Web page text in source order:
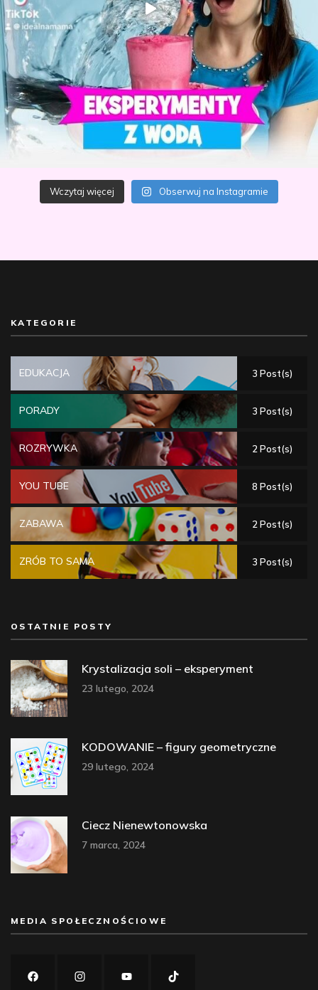
Wczytaj więcej Obserwuj na Instagramie
KATEGORIE
EDUKACJA 3 Post(s)
PORADY 3 Post(s)
ROZRYWKA 2 Post(s)
YOU TUBE 8 Post(s)
ZABAWA 2 Post(s)
ZRÓB TO SAMA 3 Post(s)
OSTATNIE POSTY
Krystalizacja soli – eksperyment
23 lutego, 2024
KODOWANIE – figury geometryczne
29 lutego, 2024
Ciecz Nienewtonowska
7 marca, 2024
MEDIA SPOŁECZNOŚCIOWE